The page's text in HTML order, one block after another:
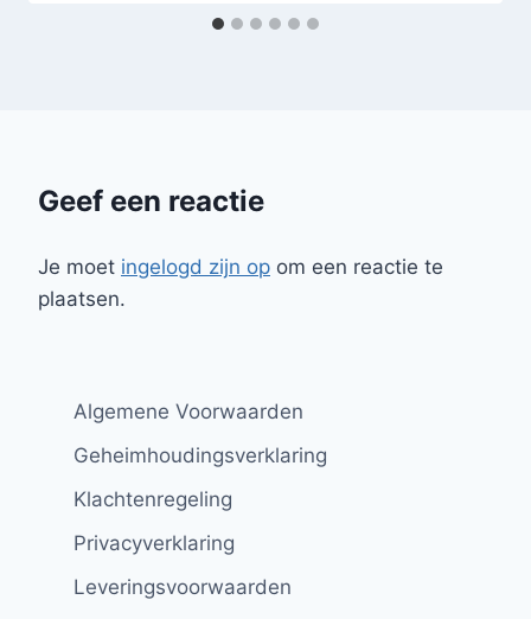
Geef een reactie
Je moet ingelogd zijn op om een reactie te
plaatsen.
Algemene Voorwaarden
Geheimhoudingsverklaring
Klachtenregeling
Privacyverklaring
Leveringsvoorwaarden